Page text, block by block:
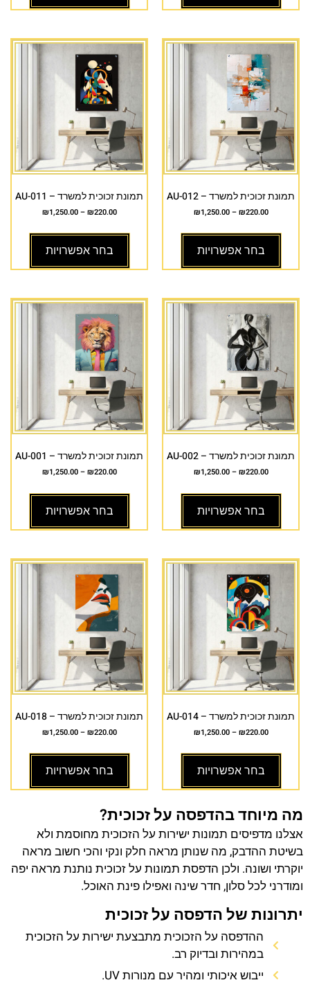
תמונת זכוכית למשרד – AU-012
₪220.00
–
₪1,250.00
בחר אפשרויות
תמונת זכוכית למשרד – AU-011
₪220.00
–
₪1,250.00
בחר אפשרויות
תמונת זכוכית למשרד – AU-002
₪220.00
–
₪1,250.00
בחר אפשרויות
תמונת זכוכית למשרד – AU-001
₪220.00
–
₪1,250.00
בחר אפשרויות
תמונת זכוכית למשרד – AU-014
₪220.00
–
₪1,250.00
בחר אפשרויות
תמונת זכוכית למשרד – AU-018
₪220.00
–
₪1,250.00
בחר אפשרויות
מה מיוחד בהדפסה על זכוכית?
אצלנו מדפיסים תמונות ישירות על הזכוכית מחוסמת ולא
בשיטת ההדבק, מה שנותן מראה חלק ונקי והכי חשוב מראה
יוקרתי ושונה. ולכן הדפסת תמונות על זכוכית נותנת מראה יפה
ומודרני לכל סלון, חדר שינה ואפילו פינת האוכל.
יתרונות של הדפסה על זכוכית
ההדפסה על הזכוכית מתבצעת ישירות על הזכוכית
במהירות ובדיוק רב.
ייבוש איכותי ומהיר עם מנורות UV.